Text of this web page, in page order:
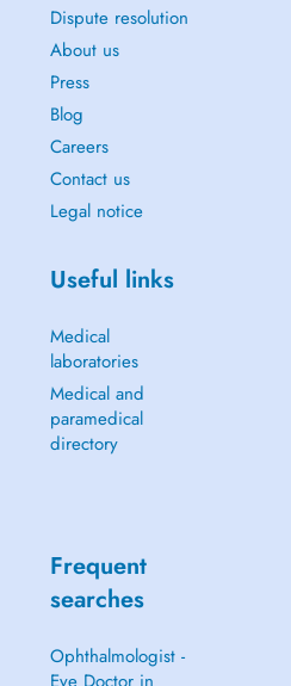
Dispute resolution
About us
Press
Blog
Careers
Contact us
Legal notice
Useful links
Medical
laboratories
Medical and
paramedical
directory
Frequent
searches
Ophthalmologist -